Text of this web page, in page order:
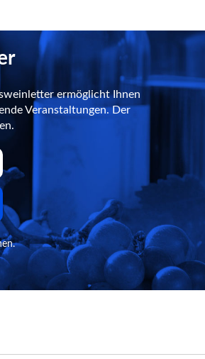
ermöglicht Ihnen
Veranstaltungen. Der